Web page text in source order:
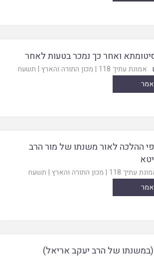
ואחר כך נמכר בטעות לאחר
אמונת עתיך 118 | מכון התורה והארץ | תשעח
ההלכה לאור משנתו של מור הרב
עתיך 118 | מכון התורה והארץ | תשעח
של הרב יעקב אריאל)